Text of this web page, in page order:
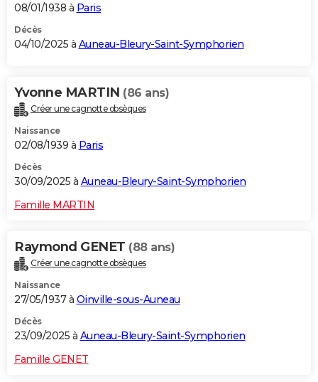
08/01/1938 à Paris
Décès
04/10/2025 à Auneau-Bleury-Saint-Symphorien
Yvonne MARTIN (86 ans)
Créer une cagnotte obsèques
Naissance
02/08/1939 à Paris
Décès
30/09/2025 à Auneau-Bleury-Saint-Symphorien
Famille MARTIN
Raymond GENET (88 ans)
Créer une cagnotte obsèques
Naissance
27/05/1937 à Oinville-sous-Auneau
Décès
23/09/2025 à Auneau-Bleury-Saint-Symphorien
Famille GENET